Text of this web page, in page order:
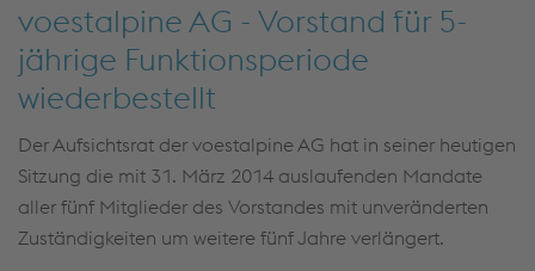
voestalpine AG - Vorstand für 5-
jährige Funktionsperiode
wiederbestellt
Der Aufsichtsrat der voestalpine AG hat in seiner heutigen
Sitzung die mit 31. März 2014 auslaufenden Mandate
aller fünf Mitglieder des Vorstandes mit unveränderten
Zuständigkeiten um weitere fünf Jahre verlängert.